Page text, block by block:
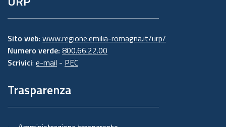
Sito web: www.regione.emilia-romagna.it/urp/
Numero verde: 800.66.22.00
Scrivici: e-mail - PEC
Trasparenza